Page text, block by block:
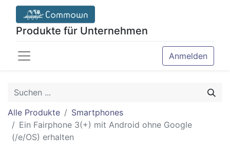
Produkte für Unternehmen
Anmelden
Alle Produkte
Smartphones
Ein Fairphone 3(+) mit Android ohne Google
(/e/OS) erhalten